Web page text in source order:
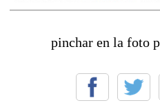
pinchar en la foto